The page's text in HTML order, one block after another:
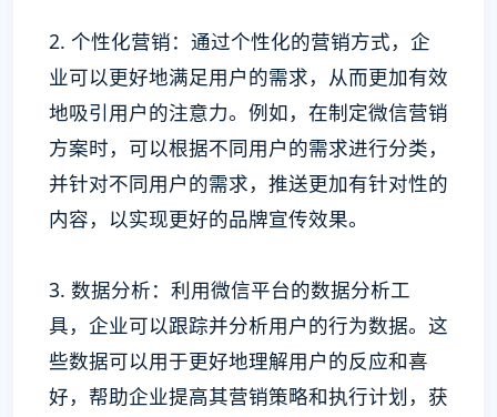
2. 个性化营销：通过个性化的营销方式，企
业可以更好地满足用户的需求，从而更加有效
地吸引用户的注意力。例如，在制定微信营销
方案时，可以根据不同用户的需求进行分类，
并针对不同用户的需求，推送更加有针对性的
内容，以实现更好的品牌宣传效果。
3. 数据分析：利用微信平台的数据分析工
具，企业可以跟踪并分析用户的行为数据。这
些数据可以用于更好地理解用户的反应和喜
好，帮助企业提高其营销策略和执行计划，获